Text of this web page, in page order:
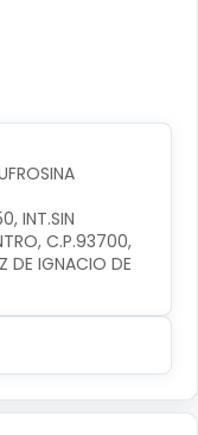
INT.SIN
C.P.93700,
DE IGNACIO DE